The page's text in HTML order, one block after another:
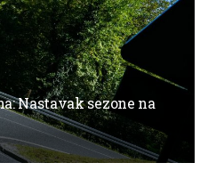
Nastavak sezone na